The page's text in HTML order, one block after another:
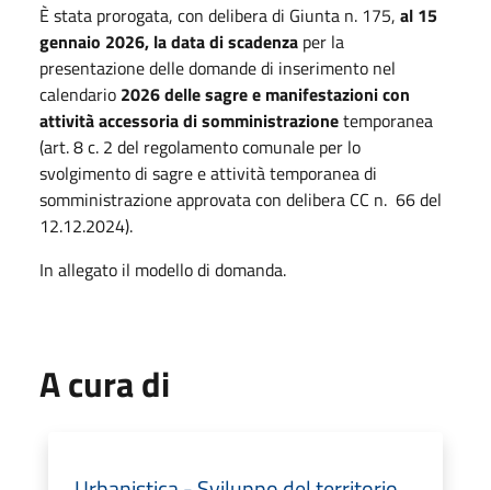
È stata prorogata, con delibera di Giunta n. 175, al 15
gennaio 2026, la data di scadenza per la
presentazione delle domande di inserimento nel
calendario 2026 delle sagre e manifestazionicon
attività accessoria di somministrazionetemporanea
(art. 8 c. 2 del regolamento comunale per lo
svolgimento di sagre e attività temporanea di
somministrazione approvata con delibera CC n. 66 del
12.12.2024).
In allegato il modello di domanda.
A cura di